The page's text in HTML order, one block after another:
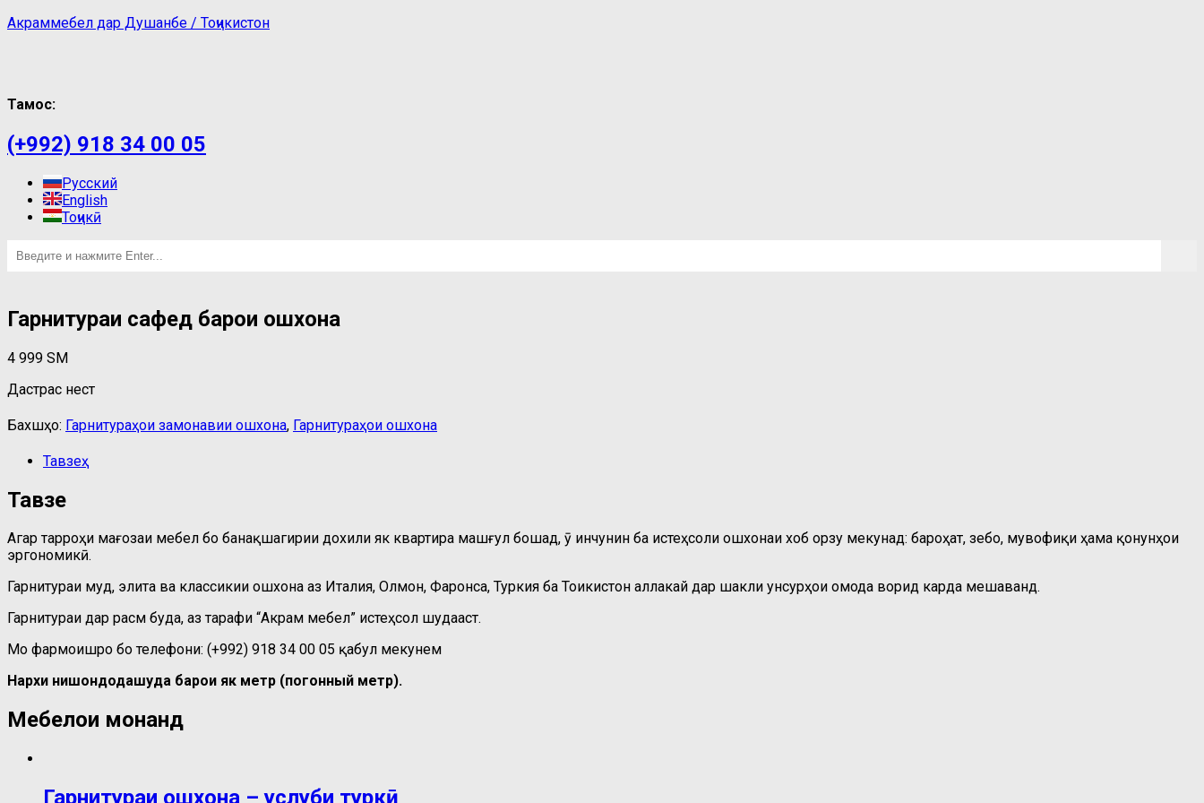
Акраммебел дар Душанбе / Тоҷикистон
Тамос:
(+992) 918 34 00 05
Русский
English
Тоҷикӣ
Гарнитураи сафед барои ошхона
4 999 ЅМ
Дастрас нест
Бахшҳо: Гарнитураҳои замонавии ошхона, Гарнитураҳои ошхона
Тавзеҳ
Тавзеҳ
Агар тарроҳи мағозаи мебел бо банақшагирии дохили як квартира машғул бошад, ӯ инчунин ба истеҳсоли ошхонаи хоб орзу мекунад: бароҳат, зебо, мувофиқи ҳама қонунҳои
эргономикӣ.
Гарнитураи муд, элита ва классикии ошхона аз Италия, Олмон, Фаронса, Туркия ба Тоҷикистон аллакай дар шакли унсурҳои омода ворид карда мешаванд.
Гарнитураи дар расм буда, аз тарафи “Акрам мебел” истеҳсол шудааст.
Мо фармоишро бо телефони: (+992) 918 34 00 05 қабул мекунем
Нархи нишондодашуда барои як метр (погонный метр).
Мебелҳои монанд
Гарнитураи ошхона – услуби туркӣ